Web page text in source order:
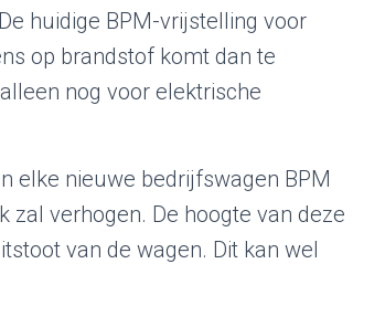
huidige BPM-vrijstelling voor
op brandstof komt dan te
alleen nog voor elektrische
elke nieuwe bedrijfswagen BPM
zal verhogen. De hoogte van deze
van de wagen. Dit kan wel